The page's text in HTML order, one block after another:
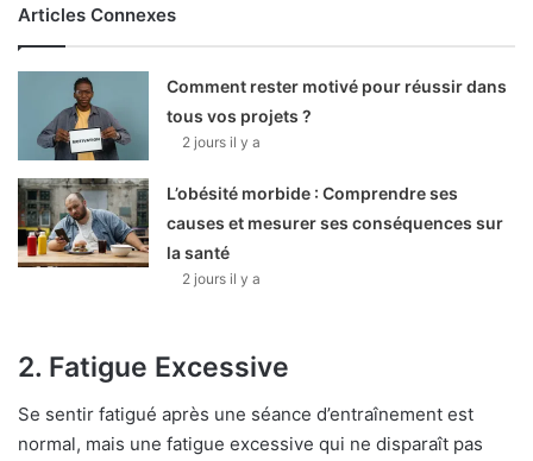
Articles Connexes
Comment rester motivé pour réussir dans
tous vos projets ?
2 jours il y a
L’obésité morbide : Comprendre ses
causes et mesurer ses conséquences sur
la santé
2 jours il y a
2. Fatigue Excessive
Se sentir fatigué après une séance d’entraînement est
normal, mais une fatigue excessive qui ne disparaît pas